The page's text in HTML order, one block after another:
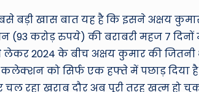
खास बात यह है कि इसने अक्षय कुमार
करोड़ रुपये) की बराबरी महज 7 दिनों
लेकर 2024 के बीच अक्षय कुमार की
को सिर्फ एक हफ्ते में पछाड़ दिया
रहा खराब दौर अब पूरी तरह खत्म हो